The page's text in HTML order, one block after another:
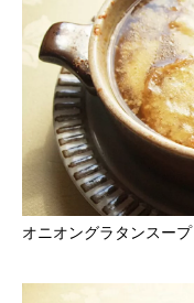
オニオングラタンスープ